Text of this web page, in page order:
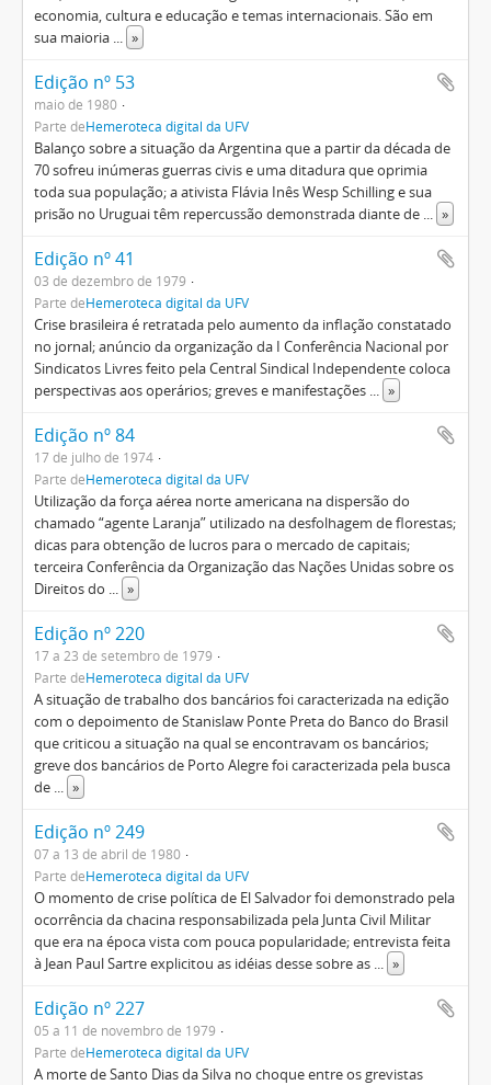
economia, cultura e educação e temas internacionais. São em
sua maioria ... »
Edição nº 53
maio de 1980
Parte deHemeroteca digital da UFV
Balanço sobre a situação da Argentina que a partir da década de
70 sofreu inúmeras guerras civis e uma ditadura que oprimia
toda sua população; a ativista Flávia Inês Wesp Schilling e sua
prisão no Uruguai têm repercussão demonstrada diante de ... »
Edição nº 41
03 de dezembro de 1979
Parte deHemeroteca digital da UFV
Crise brasileira é retratada pelo aumento da inflação constatado
no jornal; anúncio da organização da I Conferência Nacional por
Sindicatos Livres feito pela Central Sindical Independente coloca
perspectivas aos operários; greves e manifestações ... »
Edição nº 84
17 de julho de 1974
Parte deHemeroteca digital da UFV
Utilização da força aérea norte americana na dispersão do
chamado “agente Laranja” utilizado na desfolhagem de florestas;
dicas para obtenção de lucros para o mercado de capitais;
terceira Conferência da Organização das Nações Unidas sobre os
Direitos do ... »
Edição nº 220
17 a 23 de setembro de 1979
Parte deHemeroteca digital da UFV
A situação de trabalho dos bancários foi caracterizada na edição
com o depoimento de Stanislaw Ponte Preta do Banco do Brasil
que criticou a situação na qual se encontravam os bancários;
greve dos bancários de Porto Alegre foi caracterizada pela busca
de ... »
Edição nº 249
07 a 13 de abril de 1980
Parte deHemeroteca digital da UFV
O momento de crise política de El Salvador foi demonstrado pela
ocorrência da chacina responsabilizada pela Junta Civil Militar
que era na época vista com pouca popularidade; entrevista feita
à Jean Paul Sartre explicitou as idéias desse sobre as ... »
Edição nº 227
05 a 11 de novembro de 1979
Parte deHemeroteca digital da UFV
A morte de Santo Dias da Silva no choque entre os grevistas